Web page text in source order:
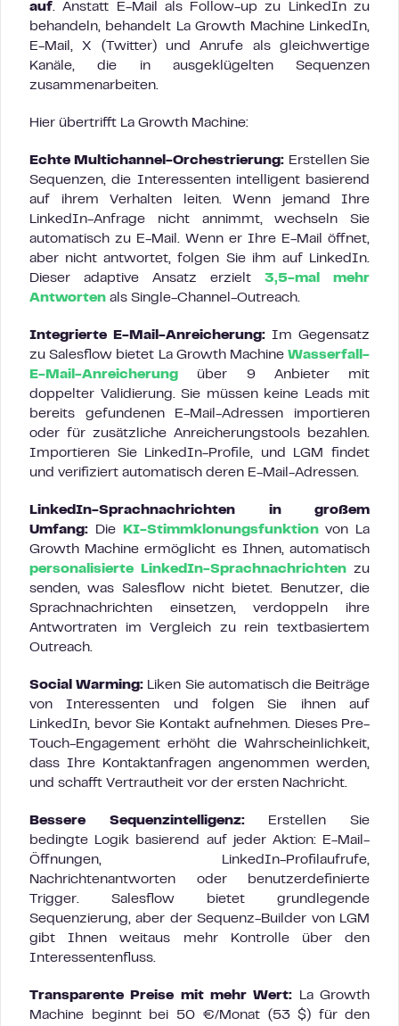
auf. Anstatt E-Mail als Follow-up zu LinkedIn zu
behandeln, behandelt La Growth Machine LinkedIn,
E-Mail, X (Twitter) und Anrufe als gleichwertige
Kanäle, die in ausgeklügelten Sequenzen
zusammenarbeiten.
Hier übertrifft La Growth Machine:
Echte Multichannel-Orchestrierung: Erstellen Sie
Sequenzen, die Interessenten intelligent basierend
auf ihrem Verhalten leiten. Wenn jemand Ihre
LinkedIn-Anfrage nicht annimmt, wechseln Sie
automatisch zu E-Mail. Wenn er Ihre E-Mail öffnet,
aber nicht antwortet, folgen Sie ihm auf LinkedIn.
Dieser adaptive Ansatz erzielt 3,5-mal mehr
Antworten als Single-Channel-Outreach.
Integrierte E-Mail-Anreicherung: Im Gegensatz
zu Salesflow bietet La Growth Machine Wasserfall-
E-Mail-Anreicherung über 9 Anbieter mit
doppelter Validierung. Sie müssen keine Leads mit
bereits gefundenen E-Mail-Adressen importieren
oder für zusätzliche Anreicherungstools bezahlen.
Importieren Sie LinkedIn-Profile, und LGM findet
und verifiziert automatisch deren E-Mail-Adressen.
LinkedIn-Sprachnachrichten in großem
Umfang: Die KI-Stimmklonungsfunktionvon La
Growth Machine ermöglicht es Ihnen, automatisch
personalisierte LinkedIn-Sprachnachrichten zu
senden, was Salesflow nicht bietet. Benutzer, die
Sprachnachrichten einsetzen, verdoppeln ihre
Antwortraten im Vergleich zu rein textbasiertem
Outreach.
Social Warming: Liken Sie automatisch die Beiträge
von Interessenten und folgen Sie ihnen auf
LinkedIn, bevor Sie Kontakt aufnehmen. Dieses Pre-
Touch-Engagement erhöht die Wahrscheinlichkeit,
dass Ihre Kontaktanfragen angenommen werden,
und schafft Vertrautheit vor der ersten Nachricht.
Bessere Sequenzintelligenz:Erstellen Sie
bedingte Logik basierend auf jeder Aktion: E-Mail-
Öffnungen, LinkedIn-Profilaufrufe,
Nachrichtenantworten oder benutzerdefinierte
Trigger. Salesflow bietet grundlegende
Sequenzierung, aber der Sequenz-Builder von LGM
gibt Ihnen weitaus mehr Kontrolle über den
Interessentenfluss.
Transparente Preise mit mehr Wert: La Growth
Machine beginnt bei 50 €/Monat (53 $) für den